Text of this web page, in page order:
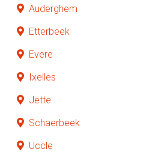
Auderghem
Etterbeek
Evere
Ixelles
Jette
Schaerbeek
Uccle